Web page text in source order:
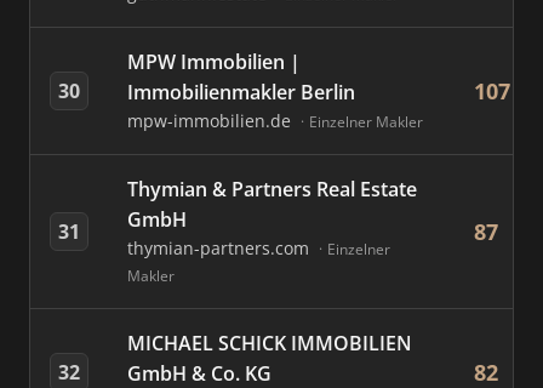
30
MPW Immobilien |
Immobilienmakler Berlin
mpw-immobilien.de Einzelner Makler
107
31
Thymian & Partners Real Estate
GmbH
thymian-partners.com
Einzelner
Makler
87
32
MICHAEL SCHICK IMMOBILIEN
GmbH & Co. KG
82